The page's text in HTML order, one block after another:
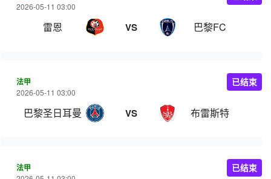
2026-05-11 03:00
雷恩 VS 巴黎FC
法甲
2026-05-11 03:00
巴黎圣日耳曼 VS 布雷斯特
已结束
法甲 已结束